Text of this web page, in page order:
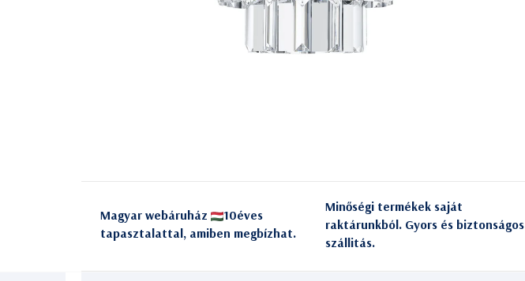
Magyar webáruház
10éves
tapasztalattal, amiben megbízhat.
Minőségi termékek saját
raktárunkból. Gyors és biztonságos
szállitás.